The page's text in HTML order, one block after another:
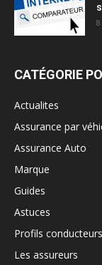
CATÉGORIE
Actualites
Assurance par
Assurance Auto
Marque
Guides
Astuces
Profils conducteurs
Les assureurs